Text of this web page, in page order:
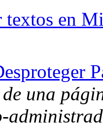
textos en
una